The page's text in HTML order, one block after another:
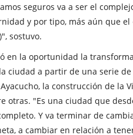
seguros va a ser el
y por tipo, más aún que el
sostuvo.
en la oportunidad la
ciudad a partir de una serie
la construcción de la
otras. "Es una ciudad que
Y va terminar de
a cambiar en relación a